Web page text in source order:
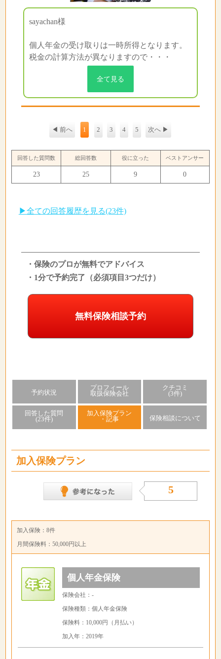
sayachan様
個人年金の受け取りは一時所得となります。
税金の計算方法が異なりますので・・・
全て見る
◀ 前へ 1 2 3 4 5 次へ ▶
回答した質問数 総回答数 役に立った ベストアンサー
23 25 9 0
▶全ての回答履歴を見る(23件)
・保険のプロが無料でアドバイス
・1分で予約完了（必須項目3つだけ）
無料保険相談予約
予約状況
プロフィール
取扱保険会社
クチコミ
(3件)
回答した質問
(23件)
加入保険プラン
・記事
保険相談について
加入保険プラン
5
加入保険：8件
月間保険料：50,000円以上
個人年金保険
保険会社：-
保険種類：個人年金保険
保険料：10,000円（月払い）
加入年：2019年